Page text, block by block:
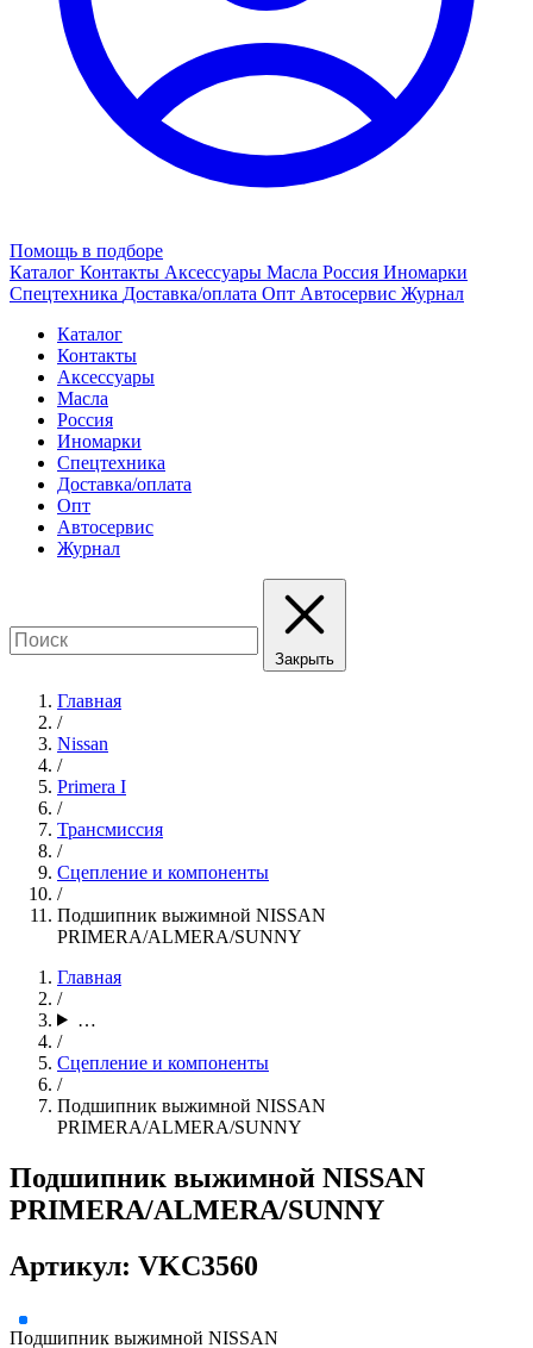
Помощь в подборе
Каталог Контакты Аксессуары Масла Россия Иномарки
Спецтехника Доставка/оплата Опт Автосервис Журнал
Каталог
Контакты
Аксессуары
Масла
Россия
Иномарки
Спецтехника
Доставка/оплата
Опт
Автосервис
Журнал
Закрыть
Главная
/
Nissan
/
Primera I
/
Трансмиссия
/
Сцепление и компоненты
/
Подшипник выжимной NISSAN
PRIMERA/ALMERA/SUNNY
Главная
/
…
/
Сцепление и компоненты
/
Подшипник выжимной NISSAN
PRIMERA/ALMERA/SUNNY
Подшипник выжимной NISSAN
PRIMERA/ALMERA/SUNNY
Артикул: VKC3560
Подшипник выжимной NISSAN